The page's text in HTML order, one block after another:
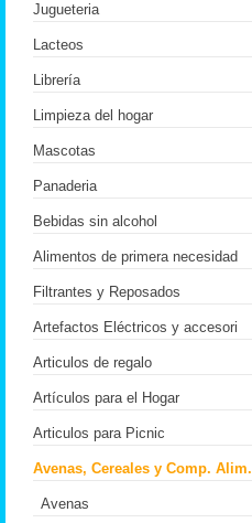
Jugueteria
Lacteos
Librería
Limpieza del hogar
Mascotas
Panaderia
Bebidas sin alcohol
Alimentos de primera necesidad
Filtrantes y Reposados
Artefactos Eléctricos y accesori
Articulos de regalo
Artículos para el Hogar
Articulos para Picnic
Avenas, Cereales y Comp. Alim.
Avenas